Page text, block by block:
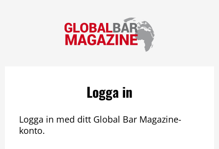
Logga in
Logga in med ditt Global Bar Magazine-
konto.